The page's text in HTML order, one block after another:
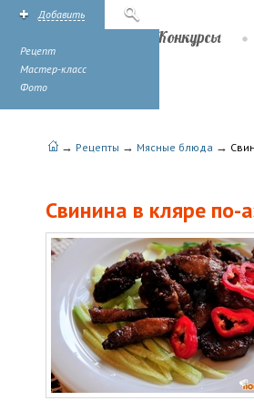
Добавить
Рецепт
Мастер-класс
Фото
Конкурсы
→ Рецепты → Мясные блюда →
Свинина в кляре по-